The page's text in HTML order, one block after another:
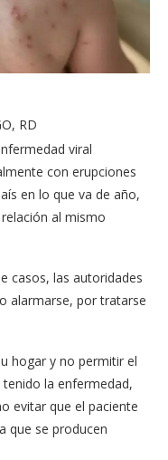
RD
viral
con erupciones
en lo que va de año,
al mismo
casos, las autoridades
alarmarse, por tratarse
hogar y no permitir el
la enfermedad,
evitar que el paciente
que se producen